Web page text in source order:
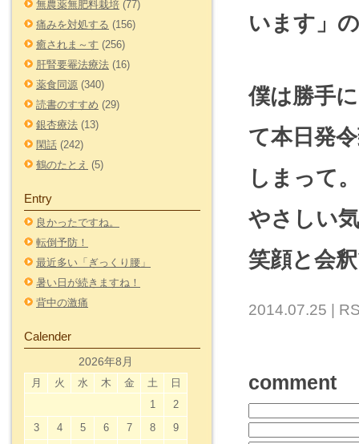
無農薬無肥料栽培 (77)
痛みを対処する (156)
癒されま～す (256)
肝腎要罨法療法 (16)
薬食同源 (340)
読書のすすめ (29)
銀杏療法 (13)
閑話 (242)
鶴のたとえ (5)
Entry
良かったですね。
転倒予防！
最近多い「ぎっくり腰」
暑い日が続きますね！
背中の激痛
Calender
2026年8月
月 火 水 木 金 土 日
1
2
3
4 5 6 7 8
9
います」
僕は勝手
て本日発
しまって
やさしい
笑顔と会
2014.07.25 |
comment